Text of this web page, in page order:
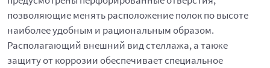
позволяющие менять расположение полок по высоте
наиболее удобным и рациональным образом.
Располагающий внешний вид стеллажа, а также
защиту от коррозии обеспечивает специальное